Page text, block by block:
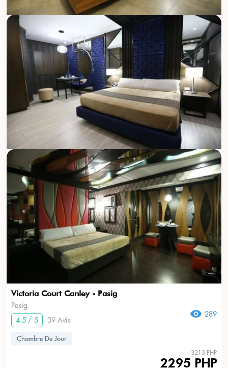
Victoria Court Canley - Pasig
Pasig
4.5 / 5
39 Avis
289
Chambre De Jour
3213 PHP
2295 PHP